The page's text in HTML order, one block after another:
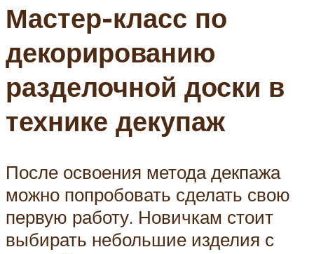
Мастер-класс по
декорированию
разделочной доски в
технике декупаж
После освоения метода декпажа
можно попробовать сделать свою
первую работу. Новичкам стоит
выбирать небольшие изделия с